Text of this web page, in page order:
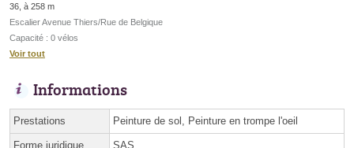
36, à 258 m
Escalier Avenue Thiers/Rue de Belgique
Capacité : 0 vélos
Voir tout
Informations
Prestations Peinture de sol, Peinture en trompe l'oeil
Forme juridique SAS